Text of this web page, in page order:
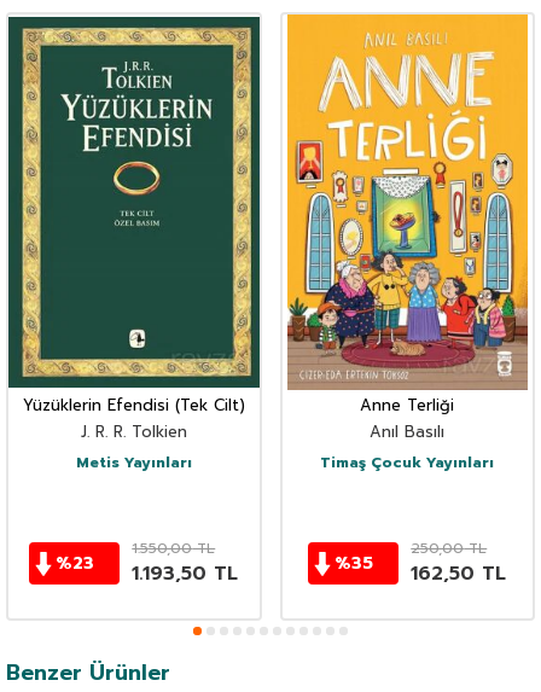
Yüzüklerin Efendisi (Tek Cilt)
J. R. R. Tolkien
Metis Yayınları
%23
1.550,00TL
1.193,50 TL
Anne Terliği
Anıl Basılı
Timaş Çocuk Yayınları
%35
250,00TL
162,50 TL
Benzer Ürünler